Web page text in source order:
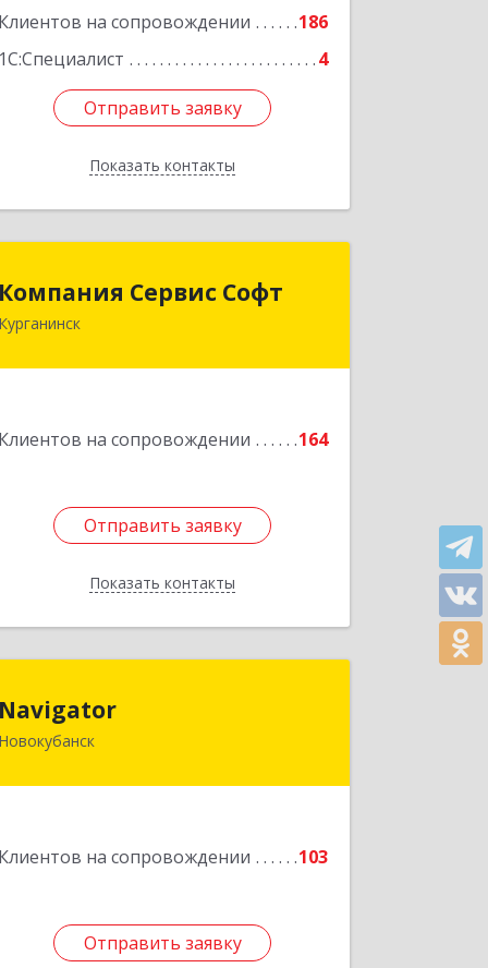
Клиентов на сопровождении
186
1С:Специалист
4
Отправить заявку
Показать контакты
Подробнее
Отправить заявку
Назад
Компания Сервис Софт
Курганинск
Клиентов на сопровождении 164
Отправить заявку
Показать контакты
Компания Сервис Софт
352430, Краснодарский край,
Подробнее
Отправить заявку
Назад
Navigator
Новокубанск
Клиентов на сопровождении 103
Отправить заявку
352240, Краснодарский край,
Отправить заявку